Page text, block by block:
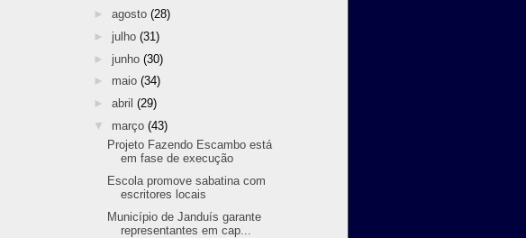
► agosto (28)
► julho (31)
► junho (30)
► maio (34)
► abril (29)
▼ março (43)
Projeto Fazendo Escambo está
em fase de execução
Escola promove sabatina com
escritores locais
Município de Janduís garante
representantes em cap...